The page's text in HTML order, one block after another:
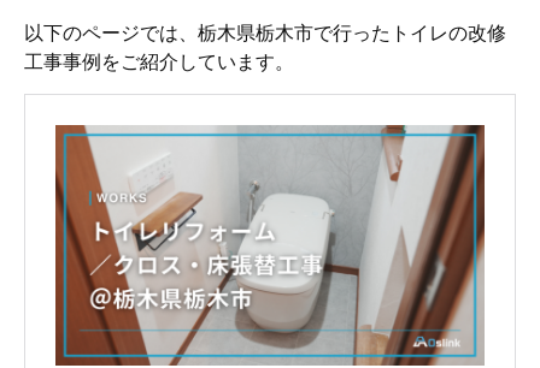
以下のページでは、栃木県栃木市で行ったトイレの改修
工事事例をご紹介しています。